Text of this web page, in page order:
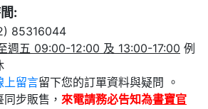
:
85316044
週五 09:00-12:00 及 13:00-17:00 例
上留言
留下您的訂單資料與疑問 。
步販售， 來電請務必告知為書寶官